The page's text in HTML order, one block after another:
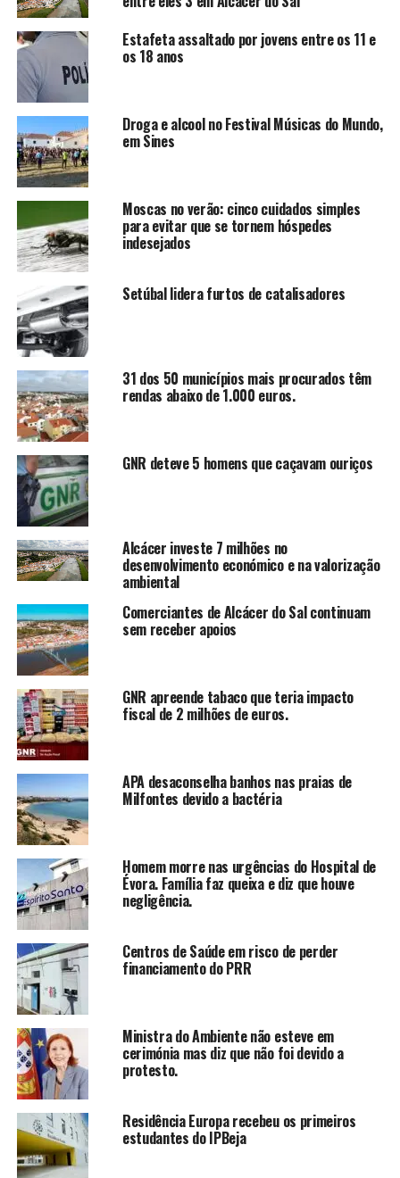
Estafeta assaltado por jovens entre os 11 e
os 18 anos
Droga e alcool no Festival Músicas do Mundo,
em Sines
Moscas no verão: cinco cuidados simples
para evitar que se tornem hóspedes
indesejados
Setúbal lidera furtos de catalisadores
31 dos 50 municípios mais procurados têm
rendas abaixo de 1.000 euros.
GNR deteve 5 homens que caçavam ouriços
Alcácer investe 7 milhões no
desenvolvimento económico e na valorização
ambiental
Comerciantes de Alcácer do Sal continuam
sem receber apoios
GNR apreende tabaco que teria impacto
fiscal de 2 milhões de euros.
APA desaconselha banhos nas praias de
Milfontes devido a bactéria
Homem morre nas urgências do Hospital de
Évora. Família faz queixa e diz que houve
negligência.
Centros de Saúde em risco de perder
financiamento do PRR
Ministra do Ambiente não esteve em
cerimónia mas diz que não foi devido a
protesto.
Residência Europa recebeu os primeiros
estudantes do IPBeja